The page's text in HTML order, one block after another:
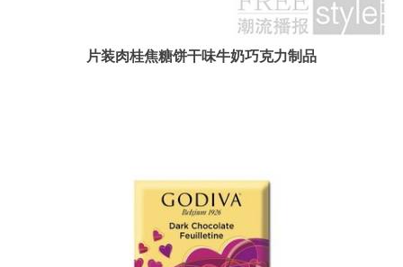
片装肉桂焦糖饼干味牛奶巧克力制品